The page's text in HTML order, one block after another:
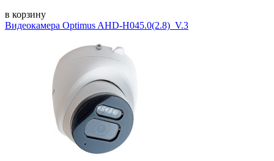
в корзину
Видеокамера Optimus AHD-H045.0(2.8)_V.3